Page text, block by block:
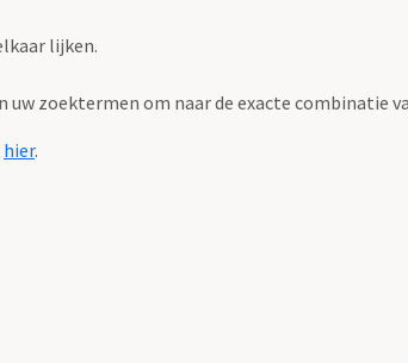
lijken.
uw zoektermen om naar de exacte combinatie
hier.